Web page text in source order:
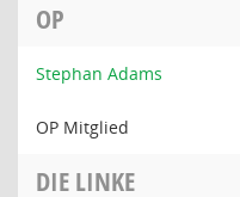
OP
Stephan Adams
OP Mitglied
DIE LINKE